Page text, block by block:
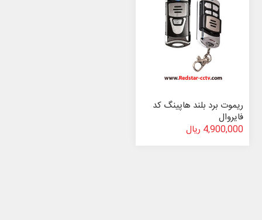
ریموت برد بلند هاپینگ کد
فایروال
4,900,000 ریال